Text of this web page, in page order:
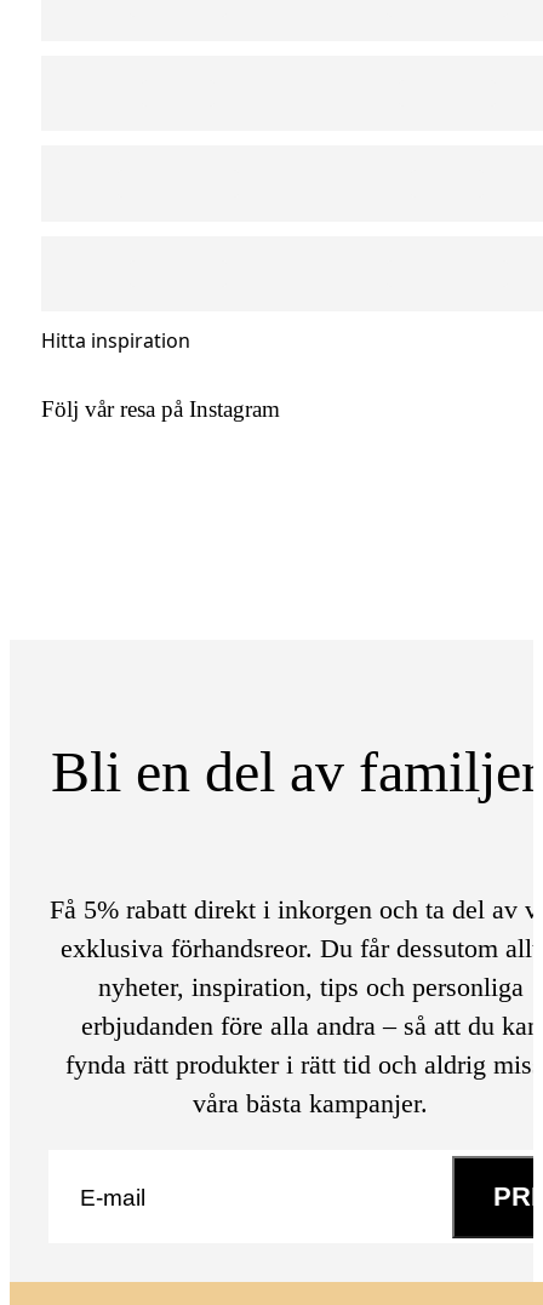
Hitta inspiration
Följ vår resa på Instagram
Bli en del av
Få 5% rabatt direkt i inkorgen och ta del av
exklusiva förhandsreor. Du får dessutom
nyheter, inspiration, tips och personliga
erbjudanden före alla andra – så att du kan
fynda rätt produkter i rätt tid och aldrig
våra bästa kampanjer.